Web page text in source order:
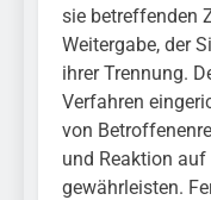
sie betreffenden
Weitergabe, der
ihrer Trennung.
Verfahren
von
und Reaktion
gewährleisten.